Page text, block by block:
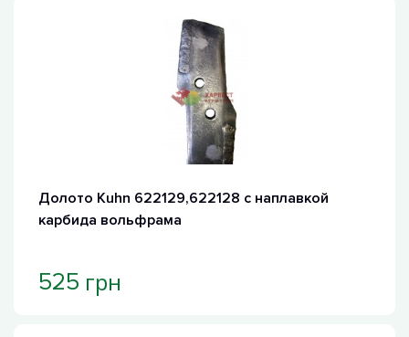
Долото Kuhn 622129,622128 с наплавкой
карбида вольфрама
525 грн